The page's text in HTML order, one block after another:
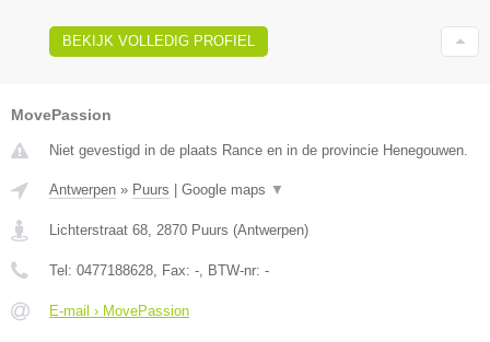
BEKIJK VOLLEDIG PROFIEL
MovePassion
Niet gevestigd in de plaats Rance en in de provincie Henegouwen.
Antwerpen » Puurs Google maps ▼
Lichterstraat 68, 2870 Puurs (Antwerpen)
Tel: 0477188628, Fax: -, BTW-nr: -
E-mail › MovePassion